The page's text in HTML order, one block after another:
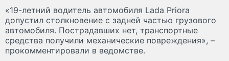
«19-летний водитель автомобиля Lada Priora
допустил столкновение с задней частью грузового
автомобиля. Пострадавших нет, транспортные
средства получили механические повреждения», –
прокомментировали в ведомстве.